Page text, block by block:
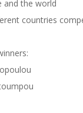
and the world
countries